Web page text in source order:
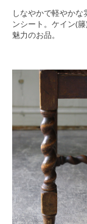
しなやかで軽やか
ンシート。ケイン(
魅力のお品。